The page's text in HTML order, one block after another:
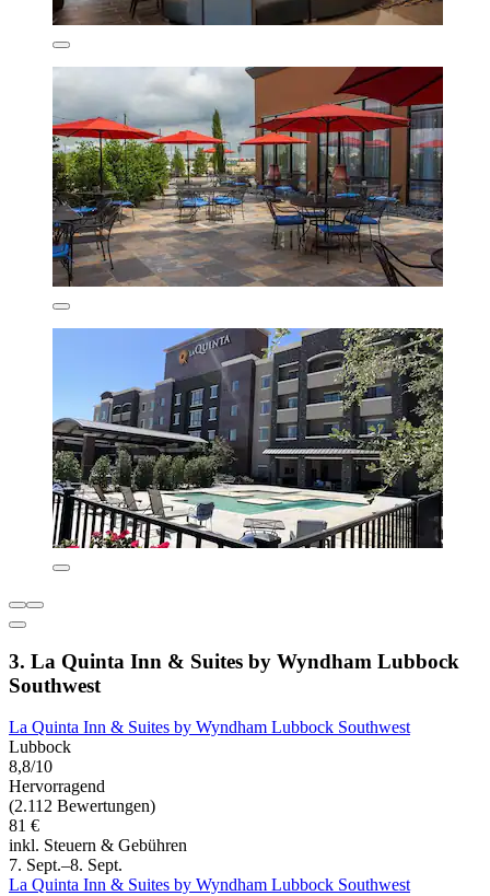
3. La Quinta Inn & Suites by Wyndham Lubbock
Southwest
La Quinta Inn & Suites by Wyndham Lubbock Southwest
Lubbock
8,8/10
Hervorragend
(2.112 Bewertungen)
81 €
inkl. Steuern & Gebühren
7. Sept.–8. Sept.
La Quinta Inn & Suites by Wyndham Lubbock Southwest